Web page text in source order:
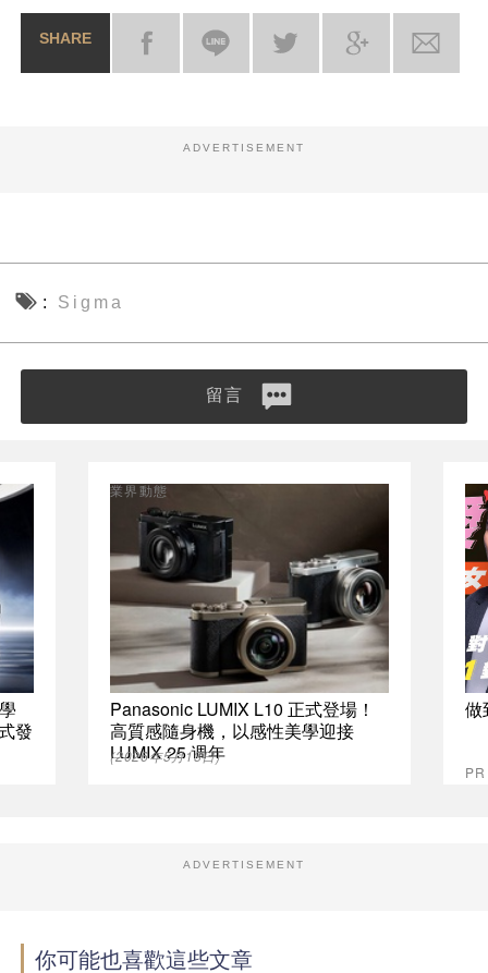
SHARE
ADVERTISEMENT
Sigma
留言
發
Panasonic LUMIX L10 正式登場！
高質感隨身機，以感性美學迎接
LUMIX 25 週年
業界動態
(2026年5月13日)
做
ADVERTISEMENT
你可能也喜歡這些文章